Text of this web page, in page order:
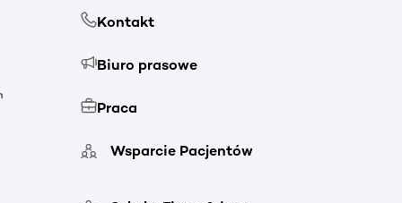
Kontakt
Biuro prasowe
Praca
Wsparcie Pacjentów